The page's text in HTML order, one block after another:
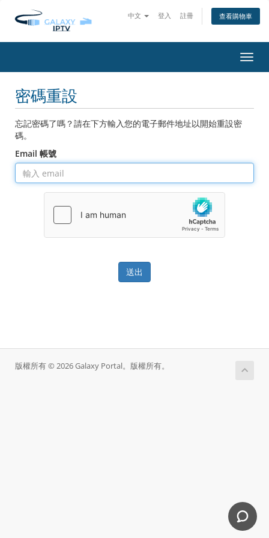
中文 登入 註冊 查看購物車
切
換
密碼重設
忘記密碼了嗎？請在下方輸入您的電子郵件地址以開始重設密
碼。
Email 帳號
送出
版權所有 © 2026 Galaxy Portal。版權所有。